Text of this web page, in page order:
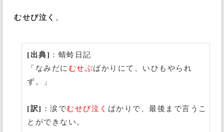
むせび泣く 。
[出典] ：蜻蛉日記
「なみだに むせぶばかりにて、いひもやられ
ず。」
[訳] ：涙でむせび泣く ばかりで、最後まで言うこ
とができない。